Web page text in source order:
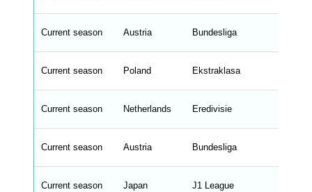
e
_
r
n
e
d
s
r
n
s
Current season Austria Bundesliga
Current season Poland Ekstraklasa
Current season Netherlands Eredivisie
Current season Austria Bundesliga
Current season Japan J1 League